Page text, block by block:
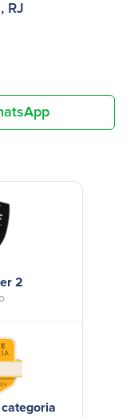
RJ
2
categoria